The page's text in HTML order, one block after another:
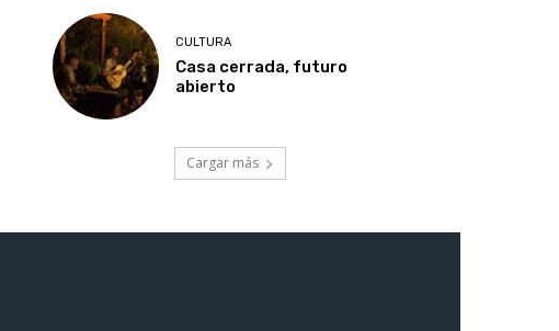
CULTURA
Casa cerrada, futuro
abierto
Cargar más